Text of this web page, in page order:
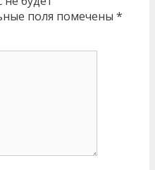
поля помечены *